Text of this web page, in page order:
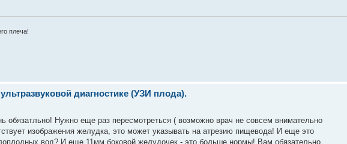
плеча!
диагностике (УЗИ плода).
Нужно еще раз пересмотреться ( возможно врач не совсем внимательно
изображения желудка, это может указывать на атрезию пищевода! И еще это
вод? И еще 11мм боковой желудочек - это больше нормы! Вам обязательно